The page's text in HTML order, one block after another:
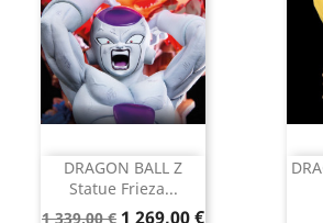
DRAGON BALL Z
Statue Frieza...
Prix
1 339,00 € Prix
1 269,00 €